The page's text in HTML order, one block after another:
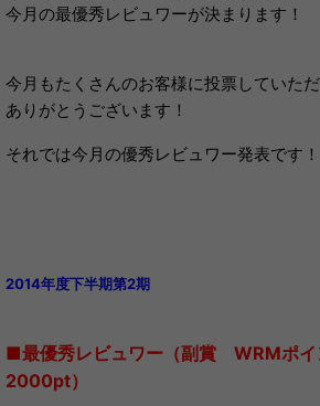
今月の最優秀レビュワーが決まります！
今月もたくさんのお客様に投票していただ
ありがとうございます！
それでは今月の優秀レビュワー発表です！
2014年度下半期第2期
■最優秀レビュワー（副賞 WRMポ
2000pt）